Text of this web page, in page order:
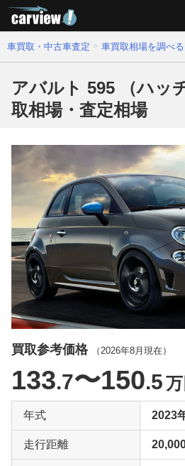
車買取・中古車査定 車買取相場を調べる
アバルト 595 （ハッ
取相場・査定相場
買取参考価格 （ 2026年8月 現在）
133.7〜150.5万
年式 2023
走行距離